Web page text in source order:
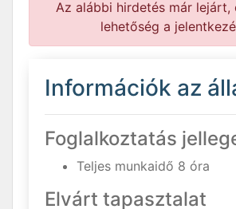
Az alábbi hirdetés már lejárt,
lehetőség a
Információk az
Foglalkoztatás
Teljes munkaidő 8 óra
Elvárt tapasztalat